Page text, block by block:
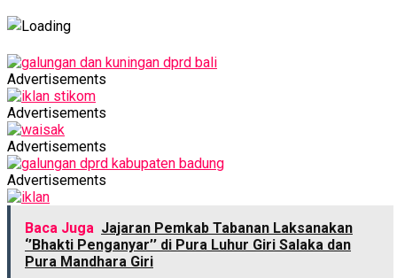
Advertisements
Advertisements
Advertisements
Advertisements
Baca Juga Jajaran Pemkab Tabanan Laksanakan
‘’Bhakti Penganyar’’ di Pura Luhur Giri Salaka dan
Pura Mandhara Giri